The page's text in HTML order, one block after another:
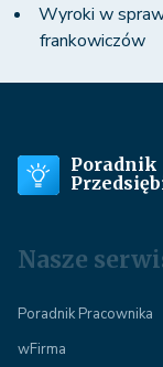
Wyroki w
frankowiczów
Poradnik
Nasze
Poradnik Pracownika
wFirma